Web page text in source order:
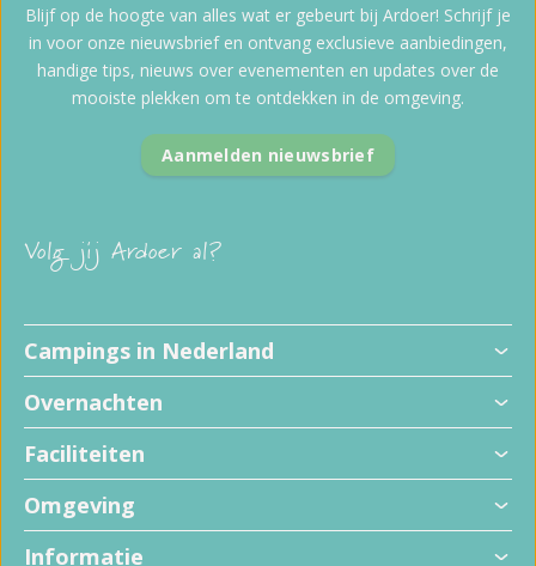
Volg jij Ardoer al?
Campings in Nederland
Overnachten
Faciliteiten
Omgeving
Informatie
Blijf op de hoogte van alles wat er gebeurt bij Ardoer! Schrijf je
in voor onze nieuwsbrief en ontvang exclusieve aanbiedingen,
handige tips, nieuws over evenementen en updates over de
mooiste plekken om te ontdekken in de omgeving.
Aanmelden nieuwsbrief